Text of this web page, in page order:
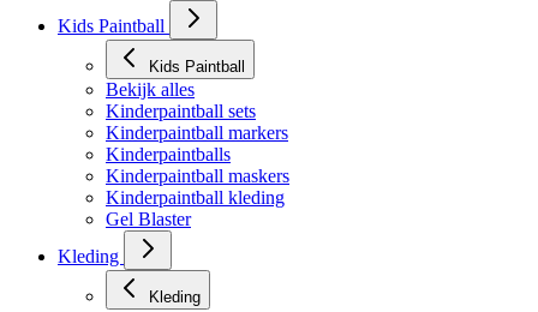
Kids Paintball
Kids Paintball
Bekijk alles
Kinderpaintball sets
Kinderpaintball markers
Kinderpaintballs
Kinderpaintball maskers
Kinderpaintball kleding
Gel Blaster
Kleding
Kleding